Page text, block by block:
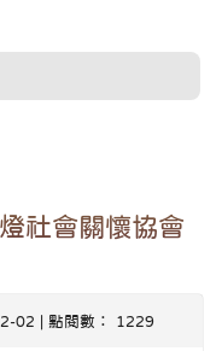
社會關懷協會
02 | 點閱數： 1229